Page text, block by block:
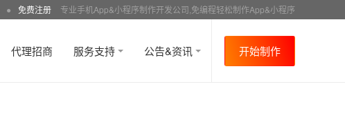
● 免费注册 专业手机App&小程序制作开发公司,免编程轻松制作App&小程序
代理招商 服务支持 公告&资讯 开始制作